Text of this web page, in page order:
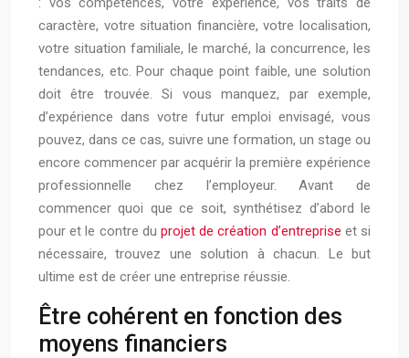
caractère, votre situation financière, votre localisation,
votre situation familiale, le marché, la concurrence, les
tendances, etc. Pour chaque point faible, une solution
doit être trouvée. Si vous manquez, par exemple,
d’expérience dans votre futur emploi envisagé, vous
pouvez, dans ce cas, suivre une formation, un stage ou
encore commencer par acquérir la première expérience
professionnelle chez l’employeur. Avant de
commencer quoi que ce soit, synthétisez d’abord le
pour et le contre du projet de création d’entreprise et si
nécessaire, trouvez une solution à chacun. Le but
ultime est de créer une entreprise réussie.
Être cohérent en fonction des
moyens financiers